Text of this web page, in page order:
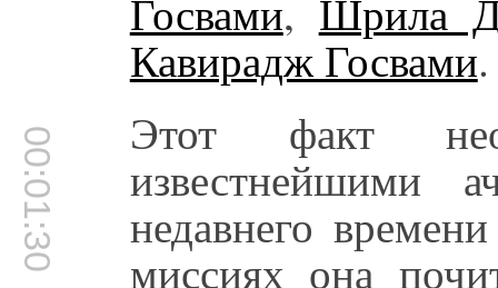
Госвами, Шрила
Кавирадж Госвами.
00:01:30 Этот факт
известнейшими
недавнего
миссиях она